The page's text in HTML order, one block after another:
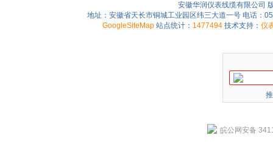
安徽华润仪表线缆有限公司
地址：安徽省天长市铜城工业园区纬三大道一号 电话：
GoogleSiteMap 站点统计： 1477494 技术支持： 仪
皖公网安备